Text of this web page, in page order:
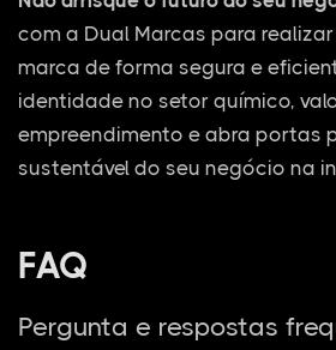
com a Dual Marcas para
marca de forma segura e
identidade no setor químico,
empreendimento e abra portas
sustentável do seu negócio na
FAQ
Pergunta e respostas